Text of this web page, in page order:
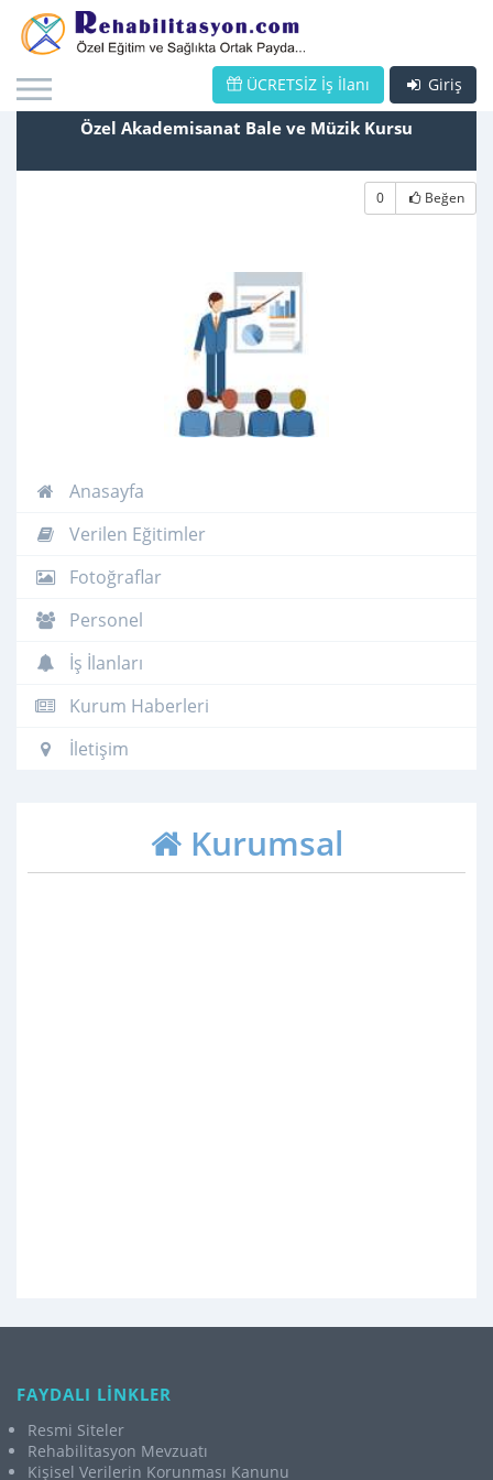
Giriş
ÜCRETSİZ İş İlanı
Özel Akademisanat Bale ve Müzik Kursu
0 Beğen
Anasayfa
Verilen Eğitimler
Fotoğraflar
Personel
İş İlanları
Kurum Haberleri
İletişim
Kurumsal
FAYDALI LİNKLER
Resmi Siteler
Rehabilitasyon Mevzuatı
Kişisel Verilerin Korunması Kanunu